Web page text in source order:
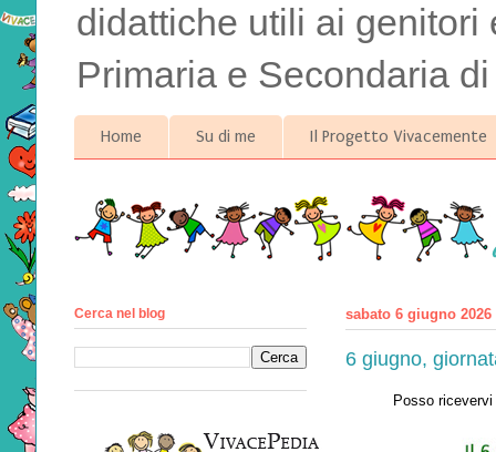
didattiche utili ai
Primaria e Secondaria
Home Su di me Il Progetto Vivacemente
sabato 6 giugno 2026
6 giugno,
Posso
Cerca nel blog